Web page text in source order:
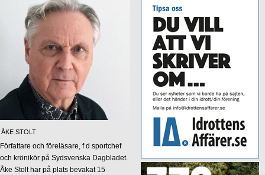
ÅKE STOLT
Författare och föreläsare, f d sportchef
och krönikör på Sydsvenska Dagbladet.
Åke Stolt har på plats bevakat 15